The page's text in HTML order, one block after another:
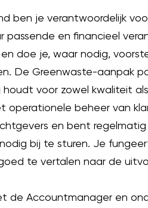
ben je verantwoordelijk
en financieel
doe je, waar nodig,
De Greenwaste-aanpak
voor zowel kwaliteit
operationele beheer van
en bent
bij te sturen. Je
te vertalen naar de
de Accountmanager en